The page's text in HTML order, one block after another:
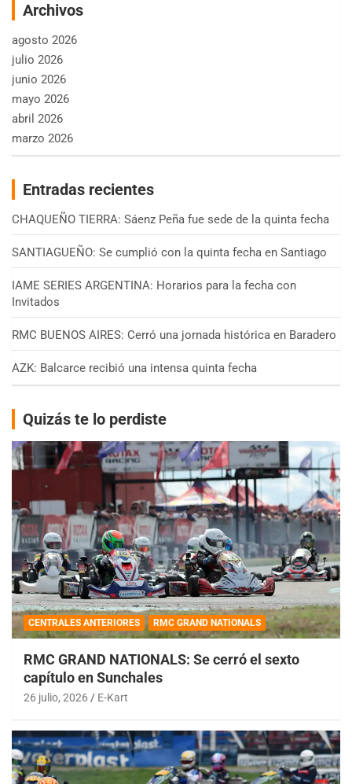
Archivos
agosto 2026
julio 2026
junio 2026
mayo 2026
abril 2026
marzo 2026
Entradas recientes
CHAQUEÑO TIERRA: Sáenz Peña fue sede de la quinta fecha
SANTIAGUEÑO: Se cumplió con la quinta fecha en Santiago
IAME SERIES ARGENTINA: Horarios para la fecha con
Invitados
RMC BUENOS AIRES: Cerró una jornada histórica en Baradero
AZK: Balcarce recibió una intensa quinta fecha
Quizás te lo perdiste
CENTRALES ANTERIORES RMC GRAND NATIONALS
RMC GRAND NATIONALS: Se cerró el sexto
capítulo en Sunchales
26 julio, 2026 E-Kart